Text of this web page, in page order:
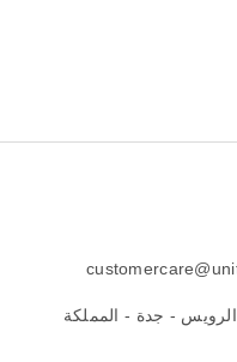
- جدة - المملكة